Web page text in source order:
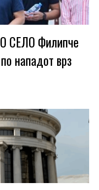
СЕЛО Филипче
нападот врз